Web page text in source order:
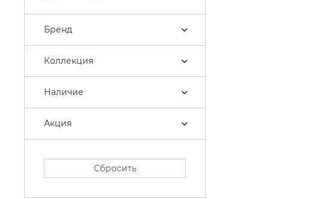
Бренд
Коллекция
Наличие
Акция
Сбросить